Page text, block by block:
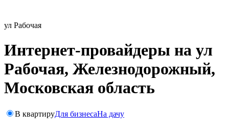
ул Рабочая
Интернет-провайдеры на ул
Рабочая, Железнодорожный,
Московская область
В квартируДля бизнесаНа дачу